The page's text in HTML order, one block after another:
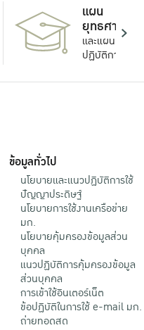
แผน
ยุทธศาสตร์
และแผน
ปฏิบัติการ
ข้อมูลทั่วไป
นโยบายและแนวปฏิบัติการใช้
ปัญญาประดิษฐ์
นโยบายการใช้งานเครือข่าย
มก.
นโยบายคุ้มครองข้อมูลส่วน
บุคคล
แนวปฏิบัติการคุ้มครองข้อมูล
ส่วนบุคคล
การเข้าใช้อินเตอร์เน็ต
ข้อปฏิบัติในการใช้ e-mail มก.
ถ่ายทอดสด